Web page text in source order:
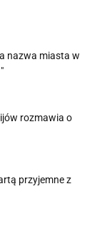
nazwa miasta w
rozmawia o
przyjemne z